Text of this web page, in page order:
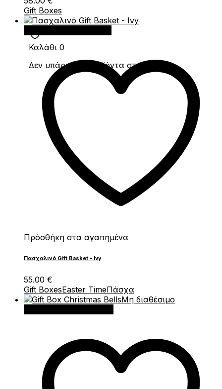
Καλάθι 0
Δεν υπάρχουν προϊόντα στο καλάθι.
Gift Boxes
Πρόσθήκη στα αγαπημένα
Πασχαλινό Gift Basket – Ivy
55.00 €
Gift BoxesEaster TimeΠάσχα
Μη διαθέσιμο